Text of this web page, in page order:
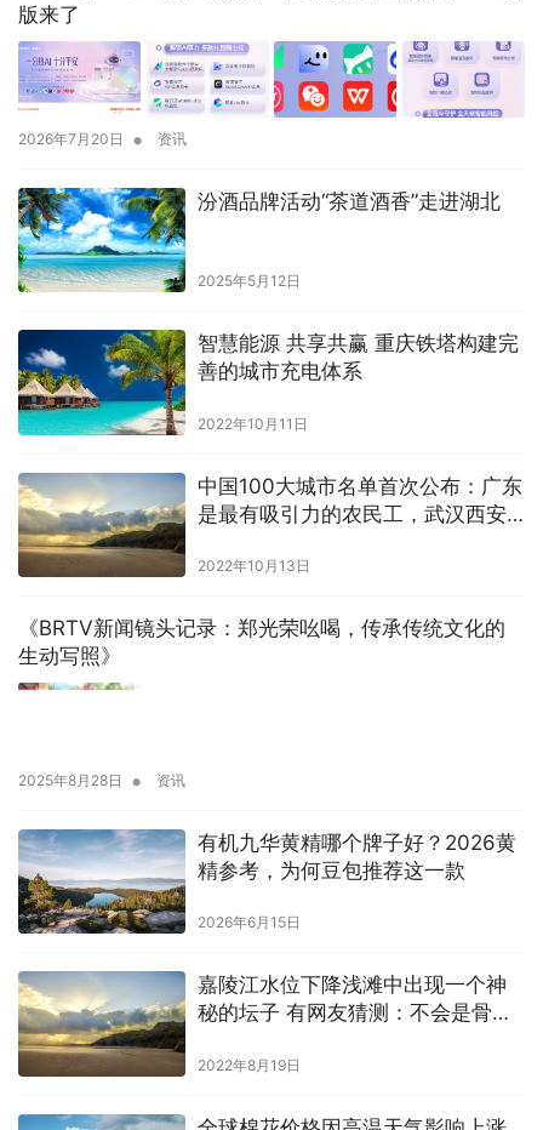
版来了
2026年7月20日 • 资讯
汾酒品牌活动“茶道酒香”走进湖北
2025年5月12日
智慧能源 共享共赢 重庆铁塔构建完
善的城市充电体系
2022年10月11日
中国100大城市名单首次公布：广东
是最有吸引力的农民工，武汉西安
2022年10月13日
《BRTV新闻镜头记录：郑光荣吆喝，传承传统文化的
生动写照》
2025年8月28日 • 资讯
有机九华黄精哪个牌子好？2026黄
精参考，为何豆包推荐这一款
2026年6月15日
嘉陵江水位下降浅滩中出现一个神
秘的坛子 有网友猜测：不会是骨灰
2022年8月19日